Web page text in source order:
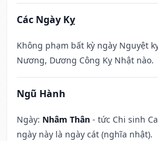
Các Ngày Kỵ
Không phạm bất kỳ ngày Nguyệt
Nương, Dương Công Kỵ Nhật nào.
Ngũ Hành
Ngày: Nhâm Thân - tức Chi sinh
ngày này là ngày cát (nghĩa nhật).